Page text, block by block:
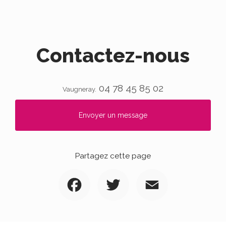
Contactez-nous
Vaugneray. 04 78 45 85 02
Envoyer un message
Partagez cette page